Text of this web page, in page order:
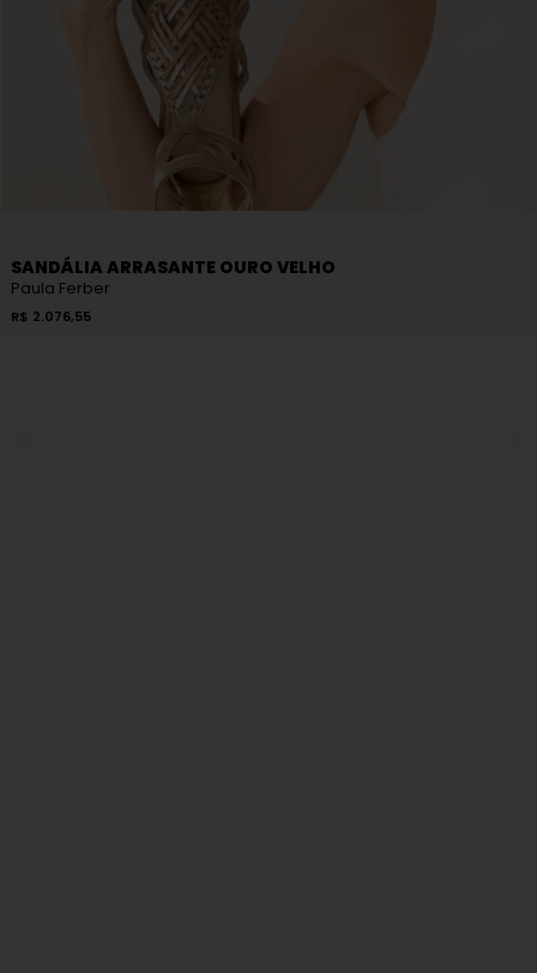
R$ 2.076,55
Paula Ferber
SANDÁLIA ARRASANTE OURO VELHO